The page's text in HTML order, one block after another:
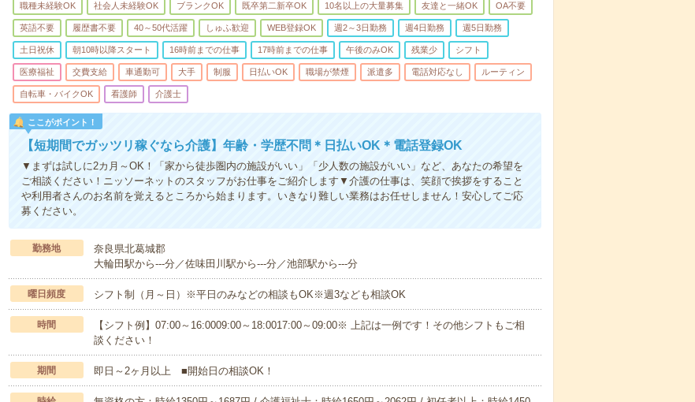
職種未経験OK 社会人未経験OK ブランクOK 既卒第二新卒OK 10名以上の大量募集 友達と一緒OK OA不要
英語不要 履歴書不要 40～50代活躍 しゅふ歓迎 WEB登録OK 週2～3日勤務 週4日勤務 週5日勤務
土日祝休 朝10時以降スタート 16時前までの仕事 17時前までの仕事 午後のみOK 残業少 シフト
医療福祉 交費支給 車通勤可 大手 制服 日払いOK 職場が禁煙 派遣多 電話対応なし ルーティン
自転車・バイクOK 看護師 介護士
ここがポイント！
【短期間でガッツリ稼ぐなら介護】年齢・学歴不問＊日払いOK＊電話登録OK
▼まずは試しに2カ月～OK！「家から徒歩圏内の施設がいい」「少人数の施設がいい」など、あなたの希望を
ご相談ください！ニッソーネットのスタッフがお仕事をご紹介します▼介護の仕事は、笑顔で挨拶をすること
や利用者さんのお名前を覚えるところから始まります。いきなり難しい業務はお任せしません！安心してご応
募ください。
勤務地
奈良県北葛城郡
大輪田駅から---分／佐味田川駅から---分／池部駅から---分
曜日頻度 シフト制（月～日）※平日のみなどの相談もOK※週3なども相談OK
時間
【シフト例】07:00～16:0009:00～18:0017:00～09:00※ 上記は一例です！その他シフトもご相
談ください！
期間 即日～2ヶ月以上 ■開始日の相談OK！